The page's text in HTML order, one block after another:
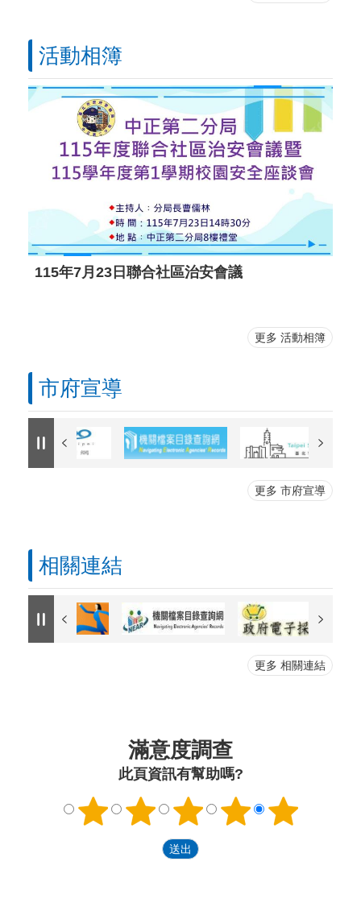
活動相簿
115年7月23日聯合社區治安會議
更多 活動相簿
市府宣導
更多 市府宣導
相關連結
更多 相關連結
滿意度調查
此頁資訊有幫助嗎?